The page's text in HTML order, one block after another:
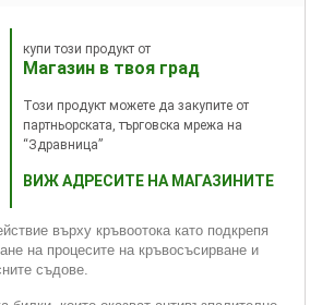
купи този продукт от
Магазин в твоя град
Този продукт можете да закупите от
партньорската, търговска мрежа на
“Здравница”
ВИЖ АДРЕСИТЕ НА МАГАЗИНИТЕ
върху кръвоотока като подкрепя
на процесите на кръвосъсирване и
съдове.